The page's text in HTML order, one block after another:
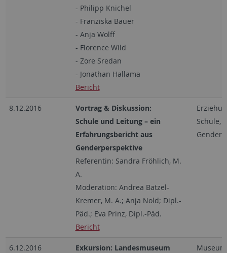
- Philipp Knichel
- Franziska Bauer
- Anja Wolff
- Florence Wild
- Zore Sredan
- Jonathan Hallama
Bericht
8.12.2016
Vortrag & Diskussion:
Schule und Leitung – ein
Erfahrungsbericht aus
Genderperspektive
Referentin: Sandra Fröhlich, M.
A.
Moderation: Andrea Batzel-
Kremer, M. A.; Anja Nold; Dipl.-
Päd.; Eva Prinz, Dipl.-Päd.
Bericht
Schule,
Gender
6.12.2016
Exkursion: Landesmuseum